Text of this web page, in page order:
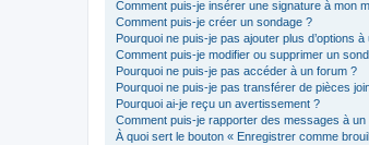
Comment puis-je insérer une signature à mon
Comment puis-je créer un sondage ?
Pourquoi ne puis-je pas ajouter plus d’options
Comment puis-je modifier ou supprimer un
Pourquoi ne puis-je pas accéder à un forum ?
Pourquoi ne puis-je pas transférer de pièces
Pourquoi ai-je reçu un avertissement ?
Comment puis-je rapporter des messages à un
À quoi sert le bouton « Enregistrer comme